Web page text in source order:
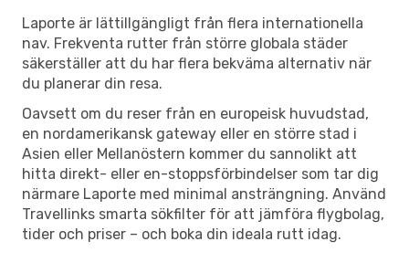
Laporte är lättillgängligt från flera internationella
nav. Frekventa rutter från större globala städer
säkerställer att du har flera bekväma alternativ när
du planerar din resa.
Oavsett om du reser från en europeisk huvudstad,
en nordamerikansk gateway eller en större stad i
Asien eller Mellanöstern kommer du sannolikt att
hitta direkt- eller en-stoppsförbindelser som tar dig
närmare Laporte med minimal ansträngning. Använd
Travellinks smarta sökfilter för att jämföra flygbolag,
tider och priser – och boka din ideala rutt idag.